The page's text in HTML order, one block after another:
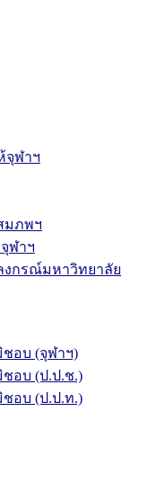
จุฬาฯ
มภพฯ
ฬาฯ
งกรณ์มหาวิทยาลัย
ชอบ (จุฬาฯ)
ชอบ (ป.ป.ช.)
ชอบ (ป.ป.ท.)